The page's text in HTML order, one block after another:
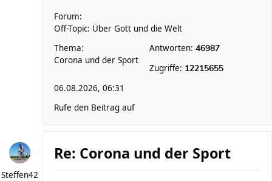
Forum:
Off-Topic: Über Gott und die Welt
Thema:
Corona und der Sport
Antworten: 46987
Zugriffe: 12215655
06.08.2026, 06:31
Rufe den Beitrag auf
Steffen42
Re: Corona und der Sport